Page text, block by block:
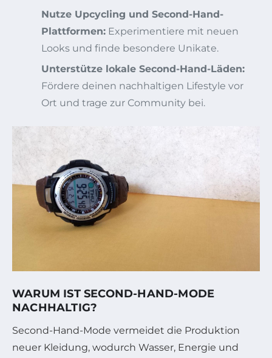
Nutze Upcycling und Second-Hand-
Plattformen: Experimentiere mit neuen
Looks und finde besondere Unikate.
Unterstütze lokale Second-Hand-Läden:
Fördere deinen nachhaltigen Lifestyle vor
Ort und trage zur Community bei.
WARUM IST SECOND-HAND-MODE
NACHHALTIG?
Second-Hand-Mode vermeidet die Produktion
neuer Kleidung, wodurch Wasser, Energie und